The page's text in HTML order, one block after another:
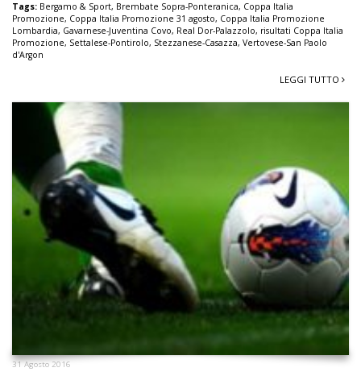
Tags: Bergamo & Sport, Brembate Sopra-Ponteranica, Coppa Italia
Promozione, Coppa Italia Promozione 31 agosto, Coppa Italia Promozione
Lombardia, Gavarnese-Juventina Covo, Real Dor-Palazzolo, risultati Coppa Italia
Promozione, Settalese-Pontirolo, Stezzanese-Casazza, Vertovese-San Paolo
d'Argon
LEGGI TUTTO
31 Agosto 2016